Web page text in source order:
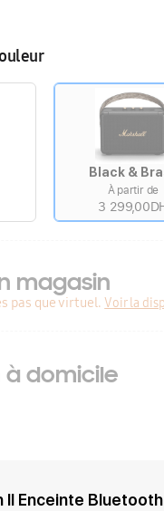
Black &
À partir de
3
magasin
pas que virtuel.Voir la
à domicile
II Enceinte Bluetooth